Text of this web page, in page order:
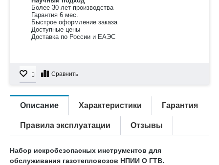
Более 30 лет производства
Гарантия 6 мес.
Быстрое оформление заказа
Доступные цены
Доставка по России и ЕАЭС
Сравнить
Описание Характеристики Гарантия
Правила эксплуатации Отзывы
Набор искробезопасных инструментов для
обслуживания газотепловозов НПИИ О ГТВ.